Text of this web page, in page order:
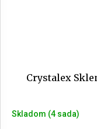
Crystalex
Skladom (4 sada)